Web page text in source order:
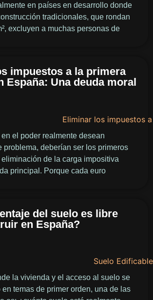
en países en desarrollo donde
tradicionales, que rondan
excluyen a muchas personas de
impuestos a la primera
España: Una deuda moral
el poder realmente desean
problema, deberían ser los primeros
de la carga impositiva
principal. Porque cada euro
del suelo es libre
en España?
la vivienda y el acceso al suelo se
en temas de primer orden, una de las